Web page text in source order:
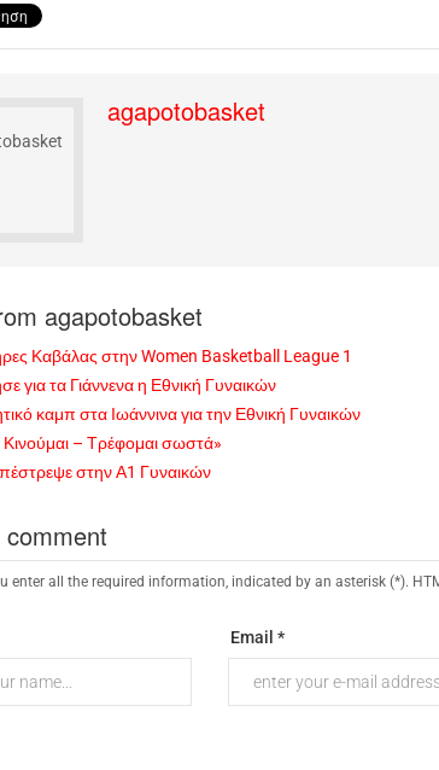
agapotobasket
agapotobasket
Καβάλας στην Women Basketball League 1
για τα Γιάννενα η Εθνική Γυναικών
καμπ στα Ιωάννινα για την Εθνική Γυναικών
– Τρέφομαι σωστά»
στην Α1 Γυναικών
enter all the required information, indicated by an asterisk (*).
Email *